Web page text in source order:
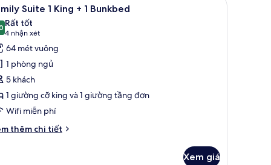
5 Suite 1 King + 1 Bunkbed
trên 10
Rất tốt
4 nhận xét
(4
nhận
xét)
64 mét vuông
1 phòng ngủ
5 khách
1 giường cỡ king và 1 giường tầng đơn
Wifi miễn phí
thêm chi tiết
Xem giá